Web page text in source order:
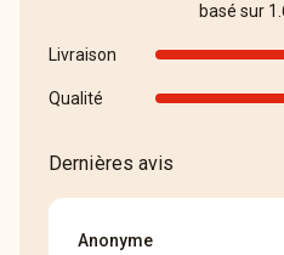
basé sur
Livraison
Qualité
Dernières avis
Anonyme